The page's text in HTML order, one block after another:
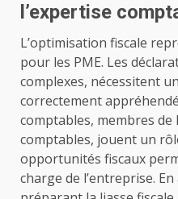
l’expertise
L’optimisation fiscale
pour les PME. Les
complexes, nécessitent
correctement
comptables, membres de
comptables, jouent un
opportunités fiscaux
charge de l’entreprise.